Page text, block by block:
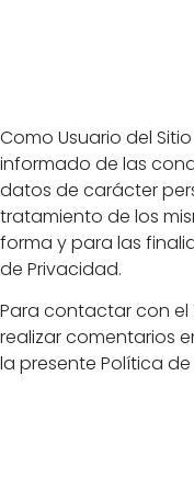
Como Usuario del
informado de las
datos de carácter
tratamiento de los
forma y para las
de Privacidad.
Para contactar con el
realizar comentarios
la presente Política